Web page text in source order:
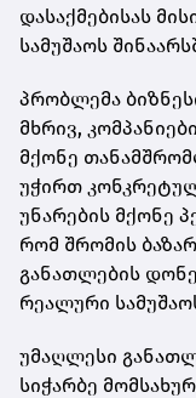
დასაქმებისას
სამუშაოს
პრობლემა
მხრივ,
მქონე
უჭირთ
უნარების მქონე
რომ შრომის
განათლების
რეალური
უმაღლესი
სიჭარბე